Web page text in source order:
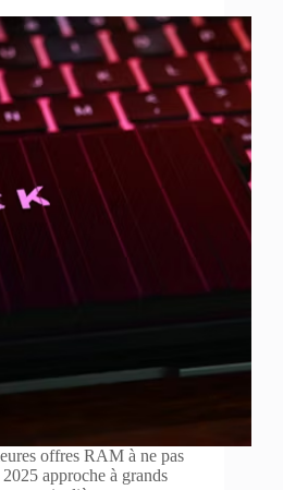
offres RAM à ne pas
approche à grands